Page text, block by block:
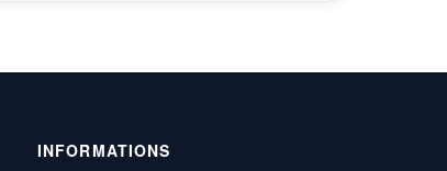
INFORMATIONS